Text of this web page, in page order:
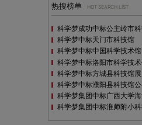
热搜榜单 HOT SEARCH LIST
科学梦成功中标公主岭市
科学梦中标天门市科技馆
科学梦中标洛阳市科学技
科学梦中标方城县科技馆
科学梦中标濮阳县科技馆
科学梦集团中标广西大学
科学梦集团中标淮师附小